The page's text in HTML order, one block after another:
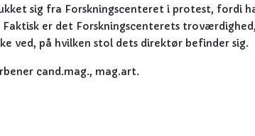
sig fra Forskningscenteret i protest, fordi
er det Forskningscenterets
ved, på hvilken stol dets direktør befinder sig.
cand.mag., mag.art.